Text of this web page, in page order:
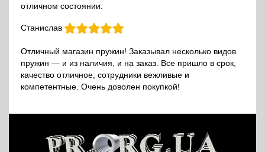
отличном состоянии.
Станислав
Отличный магазин пружин! Заказывал несколько видов
пружин — и из наличия, и на заказ. Все пришло в срок,
качество отличное, сотрудники вежливые и
компетентные. Очень доволен покупкой!